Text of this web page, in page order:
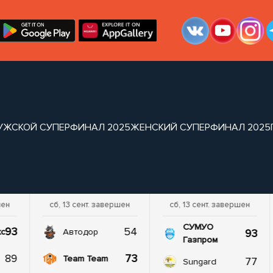
СУПЕРФИНАЛ 2025ЖЕНСКИЙ СУПЕРФИНАЛ 2025
93
89
сб, 13 сент. завершен
Автодор 54
Team Team 73
сб, 13 сент. завершен
СУМУО
Газпром
93
Sungard 77